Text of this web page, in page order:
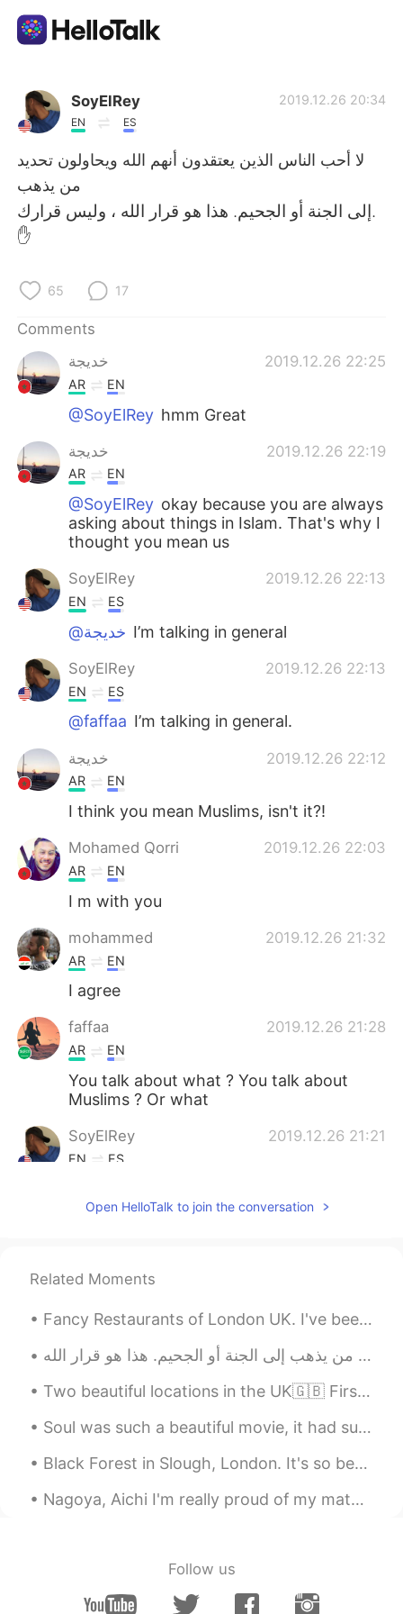
Language Exchange App
AI Grammar Checker
English
Français
日本語 한국어
Русский
Indonesia Italiano
Türkçe Tiếng Việt
Português
SoyElRey
EN ES
2019.12.26 20:34
لا أحب الناس الذين يعتقدون أنهم الله ويحاولون تحديد
من يذهب
إلى الجنة أو الجحيم. هذا هو قرار الله ، وليس قرارك.
✋
65 17
Comments
خديجة
2019.12.26 22:25
AR EN
@SoyElRey hmm Great
خديجة 2019.12.26 22:19
AR EN
@SoyElRey okay because you are always
asking about things in Islam. That's why I
thought you mean us
SoyElRey 2019.12.26 22:13
EN ES
@خديجة I’m talking in general
SoyElRey 2019.12.26 22:13
EN ES
@faffaa I’m talking in general.
خديجة 2019.12.26 22:12
AR EN
I think you mean Muslims, isn't it?!
Mohamed Qorri 2019.12.26 22:03
AR EN
I m with you
mohammed 2019.12.26 21:32
AR EN
I agree
faffaa 2019.12.26 21:28
AR EN
You talk about what ? You talk about
Muslims ? Or what
SoyElRey 2019.12.26 21:21
EN ES
Who knows the unseen, God know
تعليم اللغة العربية
AR EN
كفاكم غباءً كل من دافع عنه وعن منشوره كفى
ويقول أنه سيدخل المشركون الجنة. افهموا قبل
والثرثرة فقط.. هذا ضد دينكم
SoyElRey 2019.12.26 20:58
2019.12.26 20:48
Open HelloTalk to join the conversation
Related Moments
Fancy Restaurants of London UK. I've been to the those restaurants, and the food was Amazing 🙌🏽🇬🇧🍛
Two beautiful locations in the UK🇬🇧 First ones is Windermere Boat Cruises, Bowness The second on...
Soul was such a beautiful movie, it had such a gorgeous soundtrack and emotional story, I highly ...
Black Forest in Slough, London. It's so beautiful, I've been here so many times that it's great a...
Nagoya, Aichi I'm really proud of my mates in Nagoya. Small World, which holds various parties,...
Follow us